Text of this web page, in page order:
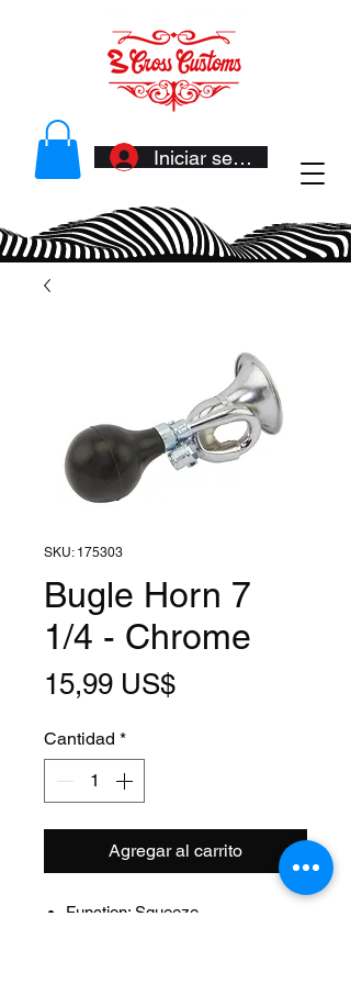
Iniciar sesión
SKU: 175303
Bugle Horn 7
1/4 - Chrome
15,99 US$Precio
Cantidad *
Agregar al carrito
Function: Squeeze